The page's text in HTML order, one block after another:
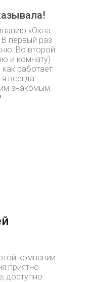
«Окна
первый раз
Во второй
и комнату).
работает
всегда
знакомым.
компании
приятно
доступно